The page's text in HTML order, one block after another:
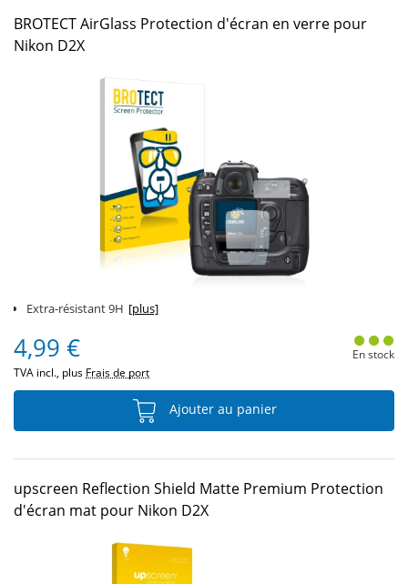
BROTECT AirGlass Protection d'écran en verre pour
Nikon D2X
Extra-résistant 9H [plus]
4,99 €
TVA incl., plus Frais de port
En stock
Ajouter au panier
upscreen Reflection Shield Matte Premium Protection
d'écran mat pour Nikon D2X